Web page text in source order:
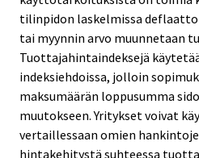
tilinpidon laskelmissa
tai myynnin arvo muunnetaan
Tuottajahintaindeksejä
indeksiehdoissa, jolloin
maksumäärän loppusumma
muutokseen. Yritykset voivat
vertaillessaan omien
hintakehitystä suhteessa